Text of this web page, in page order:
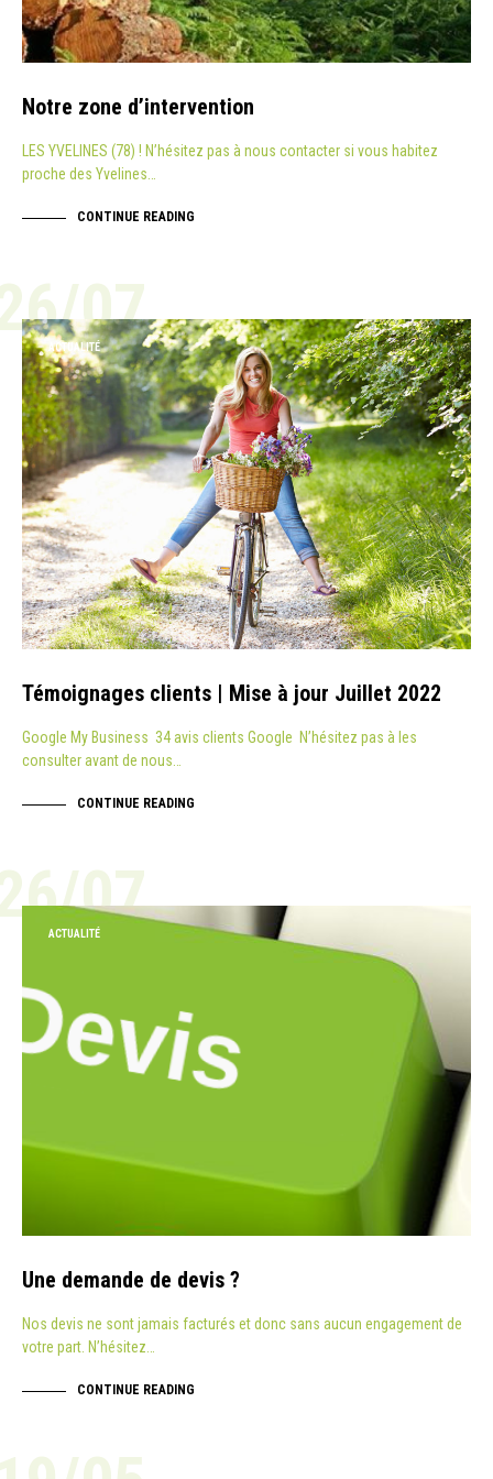
Notre zone d’intervention
LES YVELINES (78) ! N’hésitez pas à nous contacter si vous habitez
proche des Yvelines…
CONTINUE READING
07
ACTUALITÉ
Témoignages clients | Mise à jour Juillet 2022
Google My Business 34 avis clients Google N’hésitez pas à les
consulter avant de nous…
CONTINUE READING
07
ACTUALITÉ
Une demande de devis ?
Nos devis ne sont jamais facturés et donc sans aucun engagement de
votre part. N’hésitez…
CONTINUE READING